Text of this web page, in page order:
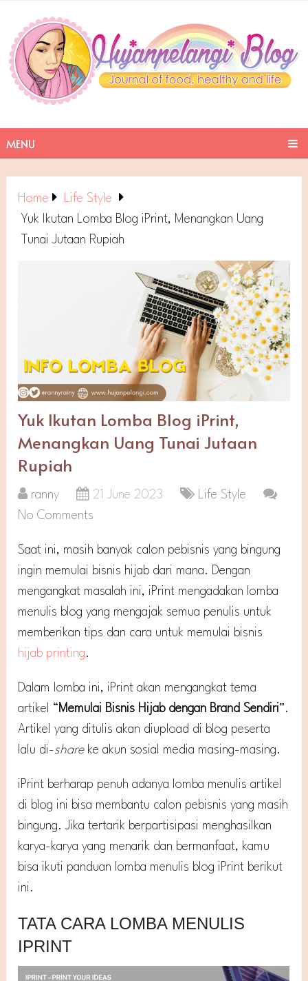
MENU
Home
Life Style
Yuk Ikutan Lomba Blog iPrint, Menangkan Uang
Tunai Jutaan Rupiah
Yuk Ikutan Lomba Blog iPrint,
Menangkan Uang Tunai Jutaan
Rupiah
ranny 21 June 2023
Life Style
No Comments
Saat ini, masih banyak calon pebisnis yang bingung
ingin memulai bisnis hijab dari mana. Dengan
mengangkat masalah ini, iPrint mengadakan lomba
menulis blog yang mengajak semua penulis untuk
memberikan tips dan cara untuk memulai bisnis
hijab printing.
Dalam lomba ini, iPrint akan mengangkat tema
artikel “Memulai Bisnis Hijab dengan Brand Sendiri”.
Artikel yang ditulis akan diupload di blog peserta
lalu di-shareke akun sosial media masing-masing.
iPrint berharap penuh adanya lomba menulis artikel
di blog ini bisa membantu calon pebisnis yang masih
bingung. Jika tertarik berpartisipasi menghasilkan
karya-karya yang menarik dan bermanfaat, kamu
bisa ikuti panduan lomba menulis blog iPrint berikut
ini.
TATA CARA LOMBA MENULIS
IPRINT